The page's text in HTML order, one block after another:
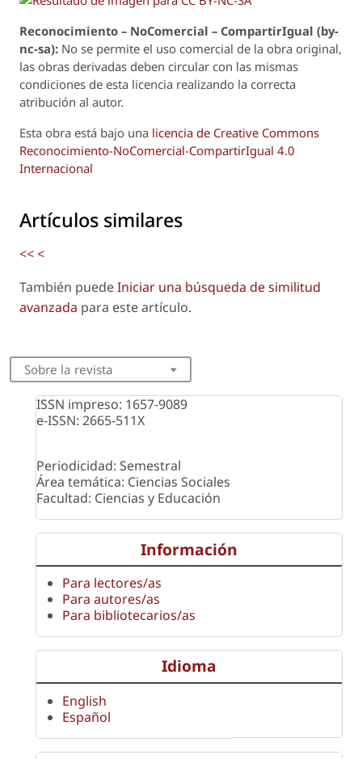
Reconocimiento – NoComercial – CompartirIgual (by-
nc-sa): No se permite el uso comercial de la obra original,
las obras derivadas deben circular con las mismas
condiciones de esta licencia realizando la correcta
atribución al autor.
Esta obra está bajo una licencia de Creative Commons
Reconocimiento-NoComercial-CompartirIgual 4.0
Internacional
Artículos similares
<<<
También puedeIniciar una búsqueda de similitud
avanzada para este artículo.
Sobre la revista
ISSN impreso: 1657-9089
e-ISSN: 2665-511X
Periodicidad: Semestral
Área temática: Ciencias Sociales
Facultad: Ciencias y Educación
Información
Para lectores/as
Para autores/as
Para bibliotecarios/as
Idioma
English
Español